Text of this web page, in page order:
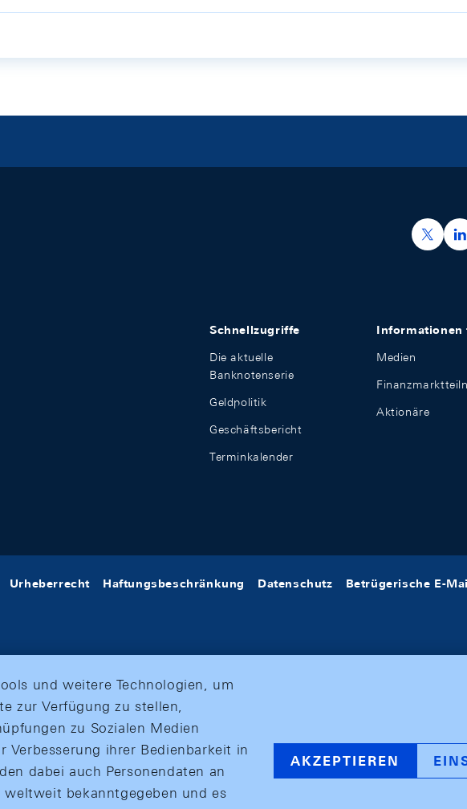
Schnellzugriffe
Die aktuelle
Banknotenserie
Geldpolitik
Geschäftsbericht
Terminkalender
Informationen
Medien
Aktionäre
Urheberrecht Haftungsbeschränkung Datenschutz Betrügerische E-
und weitere Technologien, um
zur Verfügung zu stellen,
zu Sozialen Medien
Verbesserung ihrer Bedienbarkeit in
dabei auch Personendaten an
bekanntgegeben und es
AKZEPTIEREN